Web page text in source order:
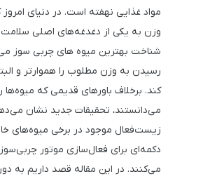
مواد غذایی نهفته است. در دنیای
وزن به یکی از دغدغه‌های اصلی
شناخت بهترین میوه های چربی سوز
رسیدن به وزن مطلوب را هموارتر و
کند. برخلاف باورهای قدیمی که میوه‌ها
می‌دانستند، تحقیقات جدید نشان
زیست‌فعال موجود در برخی میوه‌های
دکمه‌ای برای فعال‌سازی موتور
می‌کنند. در این مقاله قصد داریم به